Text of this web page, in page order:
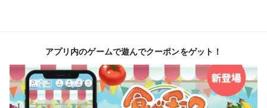
アプリ内のゲームで遊んでクーポンをゲット！